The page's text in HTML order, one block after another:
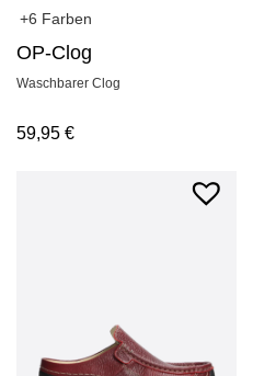
+6 Farben
OP-Clog
Waschbarer Clog
59,95 €